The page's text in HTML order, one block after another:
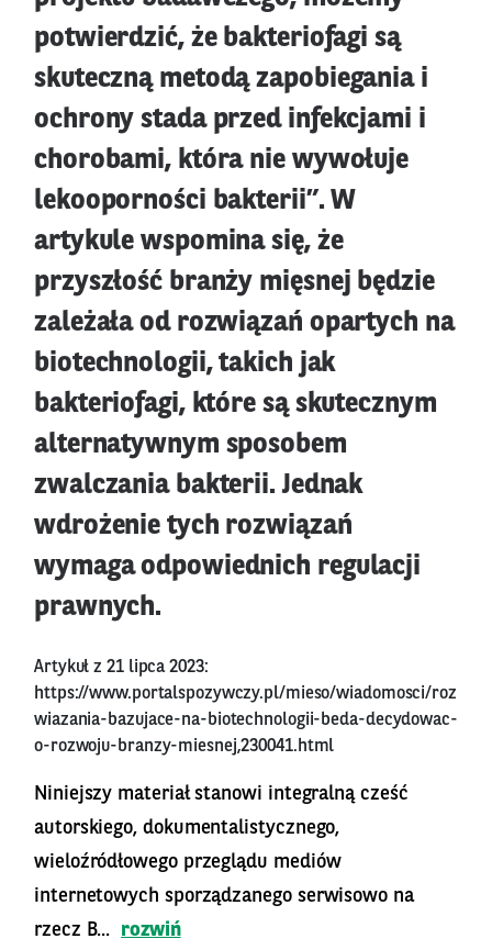
potwierdzić, że bakteriofagi są
skuteczną metodą zapobiegania i
ochrony stada przed infekcjami i
chorobami, która nie wywołuje
lekooporności bakterii”. W
artykule wspomina się, że
przyszłość branży mięsnej będzie
zależała od rozwiązań opartych na
biotechnologii, takich jak
bakteriofagi, które są skutecznym
alternatywnym sposobem
zwalczania bakterii. Jednak
wdrożenie tych rozwiązań
wymaga odpowiednich regulacji
prawnych.
Artykuł z 21 lipca 2023:
https://www.portalspozywczy.pl/mieso/wiadomosci/roz
wiazania-bazujace-na-biotechnologii-beda-decydowac-
o-rozwoju-branzy-miesnej,230041.html
Niniejszy materiał stanowi integralną cześć
autorskiego, dokumentalistycznego,
wieloźródłowego przeglądu mediów
internetowych sporządzanego serwisowo na
rzecz B...
rozwiń